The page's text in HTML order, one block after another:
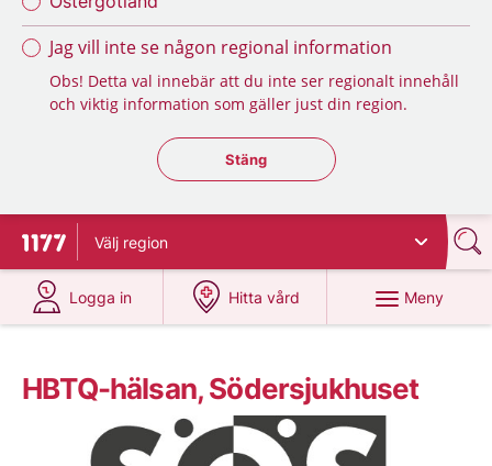
Jag vill inte se någon regional information
Obs! Detta val innebär att du inte ser regionalt innehåll
och viktig information som gäller just din region.
Stäng regionsväljaren
Stäng
Till startsidan för 1177
Välj region
Logga in
på 1177.se
Hitta vård
på 1177.se
Meny
HBTQ-hälsan, Södersjukhuset